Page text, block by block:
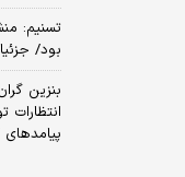
تسنیم:
بود/
بنزین